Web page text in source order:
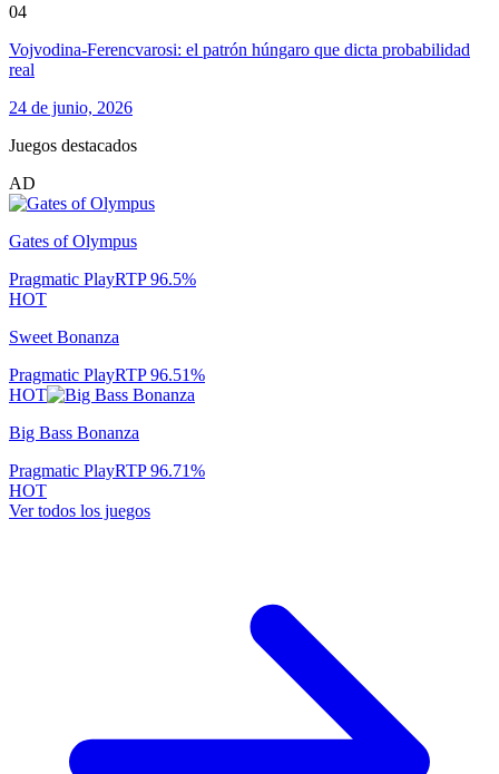
04
Vojvodina-Ferencvarosi: el patrón húngaro que dicta probabilidad
real
24 de junio, 2026
Juegos destacados
AD
Gates of Olympus
Pragmatic PlayRTP96.5%
HOT
Sweet Bonanza
Pragmatic PlayRTP96.51%
HOT
Big Bass Bonanza
Pragmatic PlayRTP96.71%
HOT
Ver todos los juegos